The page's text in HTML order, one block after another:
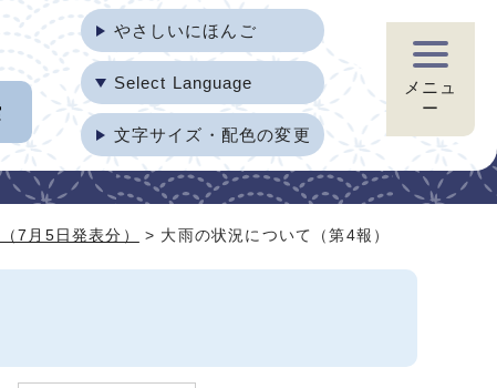
やさしいにほんご
Select Language
文字サイズ・配色の変更
メニュ
ー
7月5日発表分） > 大雨の状況について（第4報）